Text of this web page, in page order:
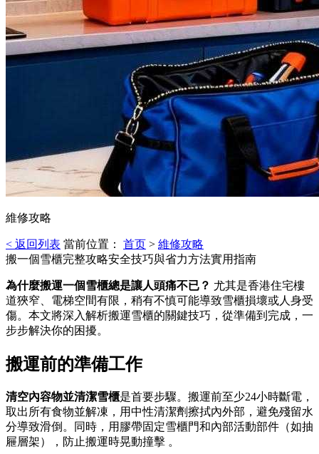
維修攻略
< 返回列表 當前位置： 首页 > 維修攻略
搬一個雪櫃完整攻略安全技巧與省力方法實用指南
為什麼搬運一個雪櫃總是讓人頭痛不已？ ​ 尤其是香港住宅樓
道狹窄、電梯空間有限，稍有不慎可能導致雪櫃損壞或人身受
傷。本文將深入解析搬運雪櫃的關鍵技巧，從準備到完成，一
步步解決你的困擾。
搬運前的準備工作
清空內容物並清潔雪櫃是首要步驟。搬運前至少24小時斷電，
取出所有食物並解凍，用中性清潔劑擦拭內外部，避免殘留水
分導致滑倒。同時，用膠帶固定雪櫃門和內部活動部件（如抽
屜層架），防止搬運時晃動撞擊 。